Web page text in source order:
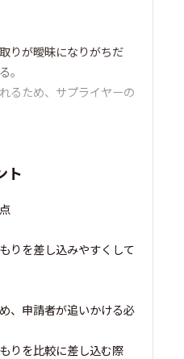
りが曖昧になりがちだ
。
るため、サプライヤーの
ト
りを差し込みやすくして
、申請者が追いかける必
りを比較に差し込む際